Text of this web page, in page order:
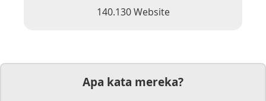
140.130 Website
Apa kata mereka?